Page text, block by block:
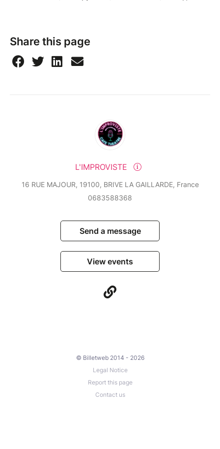
Share this page
L'IMPROVISTE
16 RUE MAJOUR, 19100, BRIVE LA GAILLARDE, France
0683588368
Send a message
View events
© Billetweb 2014 - 2026
Legal Notice
Report this page
Contact us